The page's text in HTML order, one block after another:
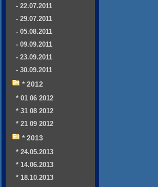
- 22.07.2011
- 29.07.2011
- 05.08.2011
- 09.09.2011
- 23.09.2011
- 30.09.2011
* 2012
* 01 06 2012
* 31 08 2012
* 21 09 2012
* 2013
* 24.05.2013
* 14.06.2013
* 18.10.2013